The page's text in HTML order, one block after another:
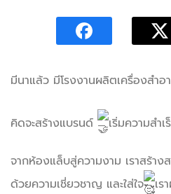
มีนาแล้ว มีโรงงานผลิตเครื่องสำอ
คิดจะสร้างแบรนด์ เริ่มความสำ
จากห้องแล็บสู่ความงาม เราสร้า
ด้วยความเชี่ยวชาญ และใส่ใจ
เร